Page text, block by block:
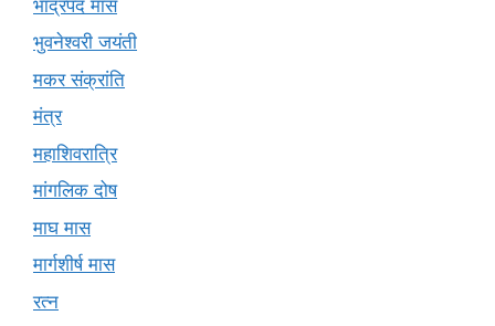
भाद्रपद मास
भुवनेश्वरी जयंती
मकर संक्रांति
मंत्र
महाशिवरात्रि
मांगलिक दोष
माघ मास
मार्गशीर्ष मास
रत्न